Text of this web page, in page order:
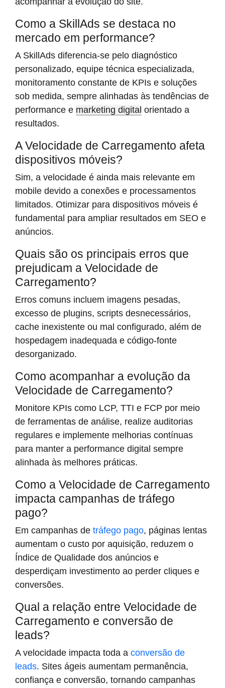
Como a SkillAds se destaca no
mercado em performance?
A SkillAds diferencia-se pelo diagnóstico
personalizado, equipe técnica especializada,
monitoramento constante de KPIs e soluções
sob medida, sempre alinhadas às tendências de
performance e marketing digital orientado a
resultados.
A Velocidade de Carregamento afeta
dispositivos móveis?
Sim, a velocidade é ainda mais relevante em
mobile devido a conexões e processamentos
limitados. Otimizar para dispositivos móveis é
fundamental para ampliar resultados em SEO e
anúncios.
Quais são os principais erros que
prejudicam a Velocidade de
Carregamento?
Erros comuns incluem imagens pesadas,
excesso de plugins, scripts desnecessários,
cache inexistente ou mal configurado, além de
hospedagem inadequada e código-fonte
desorganizado.
Como acompanhar a evolução da
Velocidade de Carregamento?
Monitore KPIs como LCP, TTI e FCP por meio
de ferramentas de análise, realize auditorias
regulares e implemente melhorias contínuas
para manter a performance digital sempre
alinhada às melhores práticas.
Como a Velocidade de Carregamento
impacta campanhas de tráfego
pago?
Em campanhas de tráfego pago, páginas lentas
aumentam o custo por aquisição, reduzem o
Índice de Qualidade dos anúncios e
desperdiçam investimento ao perder cliques e
conversões.
Qual a relação entre Velocidade de
Carregamento e conversão de
leads?
A velocidade impacta toda a conversão de
leads. Sites ágeis aumentam permanência,
confiança e conversão, tornando campanhas